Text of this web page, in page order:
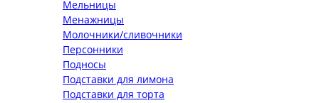
Мельницы
Менажницы
Молочники/сливочники
Персонники
Подносы
Подставки для лимона
Подставки для торта